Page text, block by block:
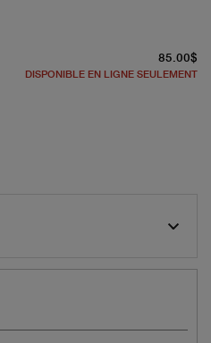
85.00$
DISPONIBLE EN LIGNE SEULEMENT